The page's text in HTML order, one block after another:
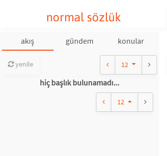
normal sözlük
akış gündem konular
yenile 12
hiç başlık bulunamadı...
12